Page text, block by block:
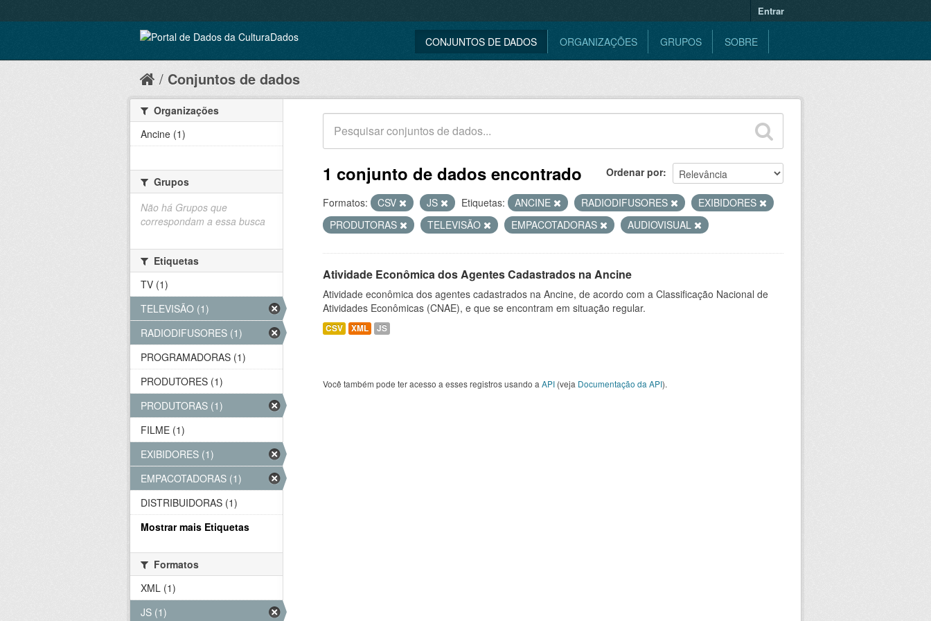
Entrar
CONJUNTOS DE DADOS ORGANIZAÇÕES GRUPOS SOBRE
Conjuntos de dados
Ordenar por
1 conjunto de dados encontrado
Formatos: CSV JS Etiquetas: ANCINE RADIODIFUSORES
EXIBIDORES
PRODUTORAS
TELEVISÃO EMPACOTADORAS AUDIOVISUAL
Atividade Econômica dos Agentes Cadastrados na Ancine
Atividade econômica dos agentes cadastrados na Ancine, de acordo com a Classificação Nacional de
Atividades Econômicas (CNAE), e que se encontram em situação regular.
CSV XML JS
Você também pode ter acesso a esses registros usando a API (veja Documentação da API).
Organizações
Ancine (1)
Grupos
Não há Grupos que
correspondam a essa busca
Etiquetas
TV (1)
TELEVISÃO (1)
RADIODIFUSORES (1)
PROGRAMADORAS (1)
PRODUTORES (1)
PRODUTORAS (1)
FILME (1)
EXIBIDORES (1)
EMPACOTADORAS (1)
DISTRIBUIDORAS (1)
Mostrar mais Etiquetas
Formatos
XML (1)
JS (1)